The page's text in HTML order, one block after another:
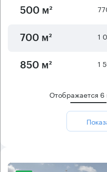
500 м²
700 м² 1
850 м² 1
Отображается 6